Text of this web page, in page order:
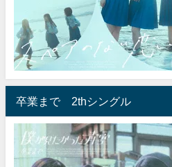
卒業まで 2thシングル